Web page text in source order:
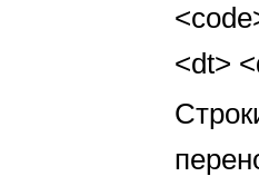
<dt>